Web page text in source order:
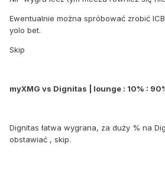
Ewentualnie można spróbować zrobić
yolo bet.
Skip
myXMG vs Dignitas | lounge : 10% :
Dignitas łatwa wygrana, za duży % na
obstawiać , skip.